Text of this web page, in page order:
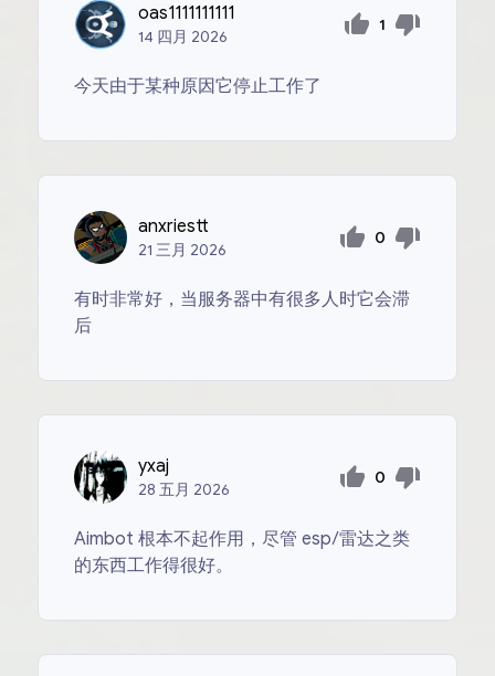
oas1111111111
14 四月 2026
1
今天由于某种原因它停止工作了
anxriestt
21三月 2026
0
有时非常好，当服务器中有很多人时它会滞
后
yxaj
28 五月 2026
0
Aimbot 根本不起作用，尽管 esp/雷达之类
的东西工作得很好。